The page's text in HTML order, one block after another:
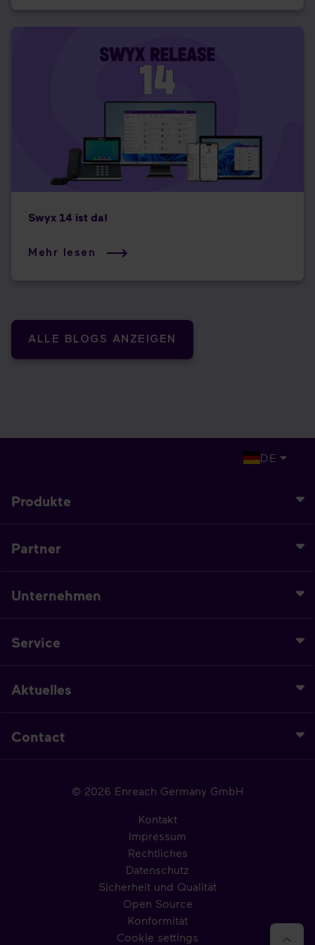
Swyx 14 ist da!
Mehr lesen
ALLE BLOGS ANZEIGEN
DE
Produkte
Partner
Unternehmen
Service
Aktuelles
Contact
© 2026 Enreach Germany GmbH
Kontakt
Impressum
Rechtliches
Datenschutz
Sicherheit und Qualität
Open Source
Konformität
Cookie settings